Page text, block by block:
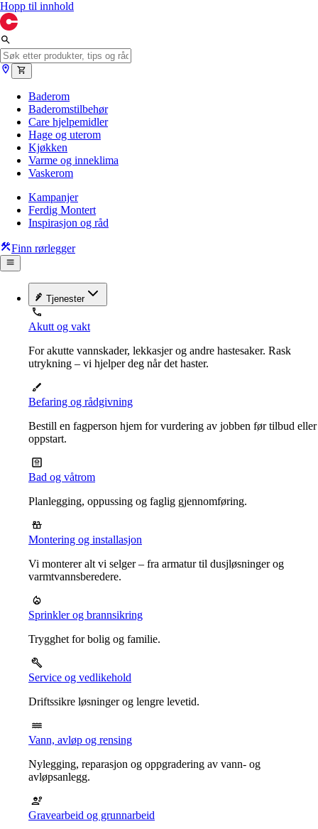
Hopp til innhold
Baderom
Baderomstilbehør
Care hjelpemidler
Hage og uterom
Kjøkken
Varme og inneklima
Vaskerom
Kampanjer
Ferdig Montert
Inspirasjon og råd
Finn rørlegger
Tjenester
Akutt og vakt
For akutte vannskader, lekkasjer og andre hastesaker. Rask
utrykning – vi hjelper deg når det haster.
Befaring og rådgivning
Bestill en fagperson hjem for vurdering av jobben før tilbud eller
oppstart.
Bad og våtrom
Planlegging, oppussing og faglig gjennomføring.
Montering og installasjon
Vi monterer alt vi selger – fra armatur til dusjløsninger og
varmtvannsberedere.
Sprinkler og brannsikring
Trygghet for bolig og familie.
Service og vedlikehold
Driftssikre løsninger og lengre levetid.
Vann, avløp og rensing
Nylegging, reparasjon og oppgradering av vann- og
avløpsanlegg.
Gravearbeid og grunnarbeid